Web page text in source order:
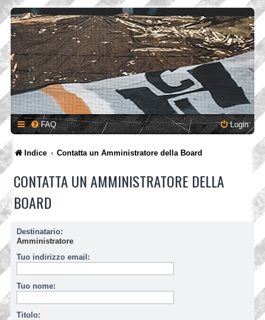
FAQ Login
Indice Contatta un Amministratore della Board
CONTATTA UN AMMINISTRATORE DELLA
BOARD
Destinatario:
Amministratore
Tuo indirizzo email:
Tuo nome:
Titolo: